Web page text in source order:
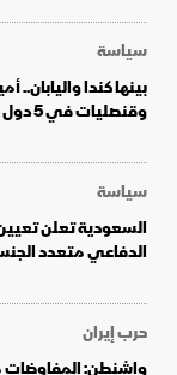
سياسة
بينها كندا واليابان..
وقنصليات في 5 دول
سياسة
السعودية تعلن
الدفاعي متعدد
حرب إيران
واشنطن: المفاوضات